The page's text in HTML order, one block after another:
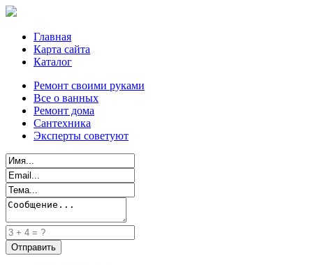
Главная
Карта сайта
Каталог
Ремонт своими руками
Все о ванных
Ремонт дома
Сантехника
Эксперты советуют